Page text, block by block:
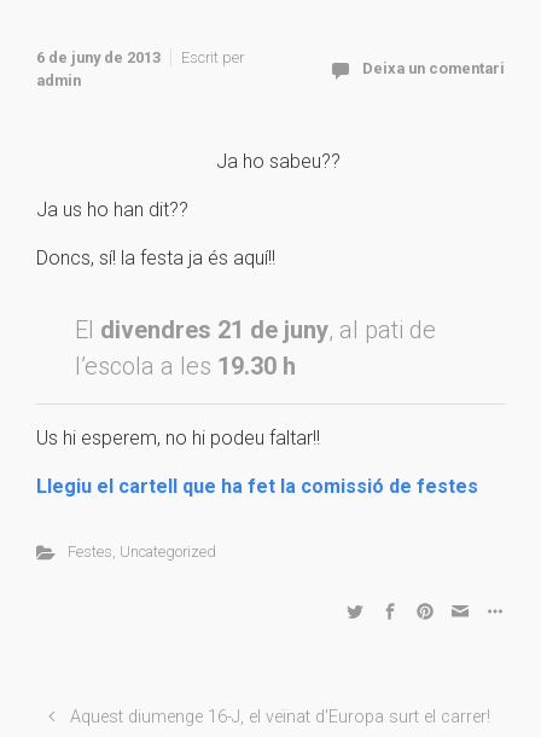
6 de juny de 2013
Escrit per
admin
Deixa un comentari
Ja ho sabeu??
Ja us ho han dit??
Doncs, sí! la festa ja és aquí!!
El divendres 21 de juny, al pati de
l’escola a les 19.30 h
Us hi esperem, no hi podeu faltar!!
Llegiu el cartell que ha fet la comissió de festes
Festes, Uncategorized
Aquest diumenge 16-J, el veïnat d'Europa surt el carrer!